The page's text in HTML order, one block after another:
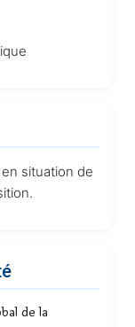
situation de
de la